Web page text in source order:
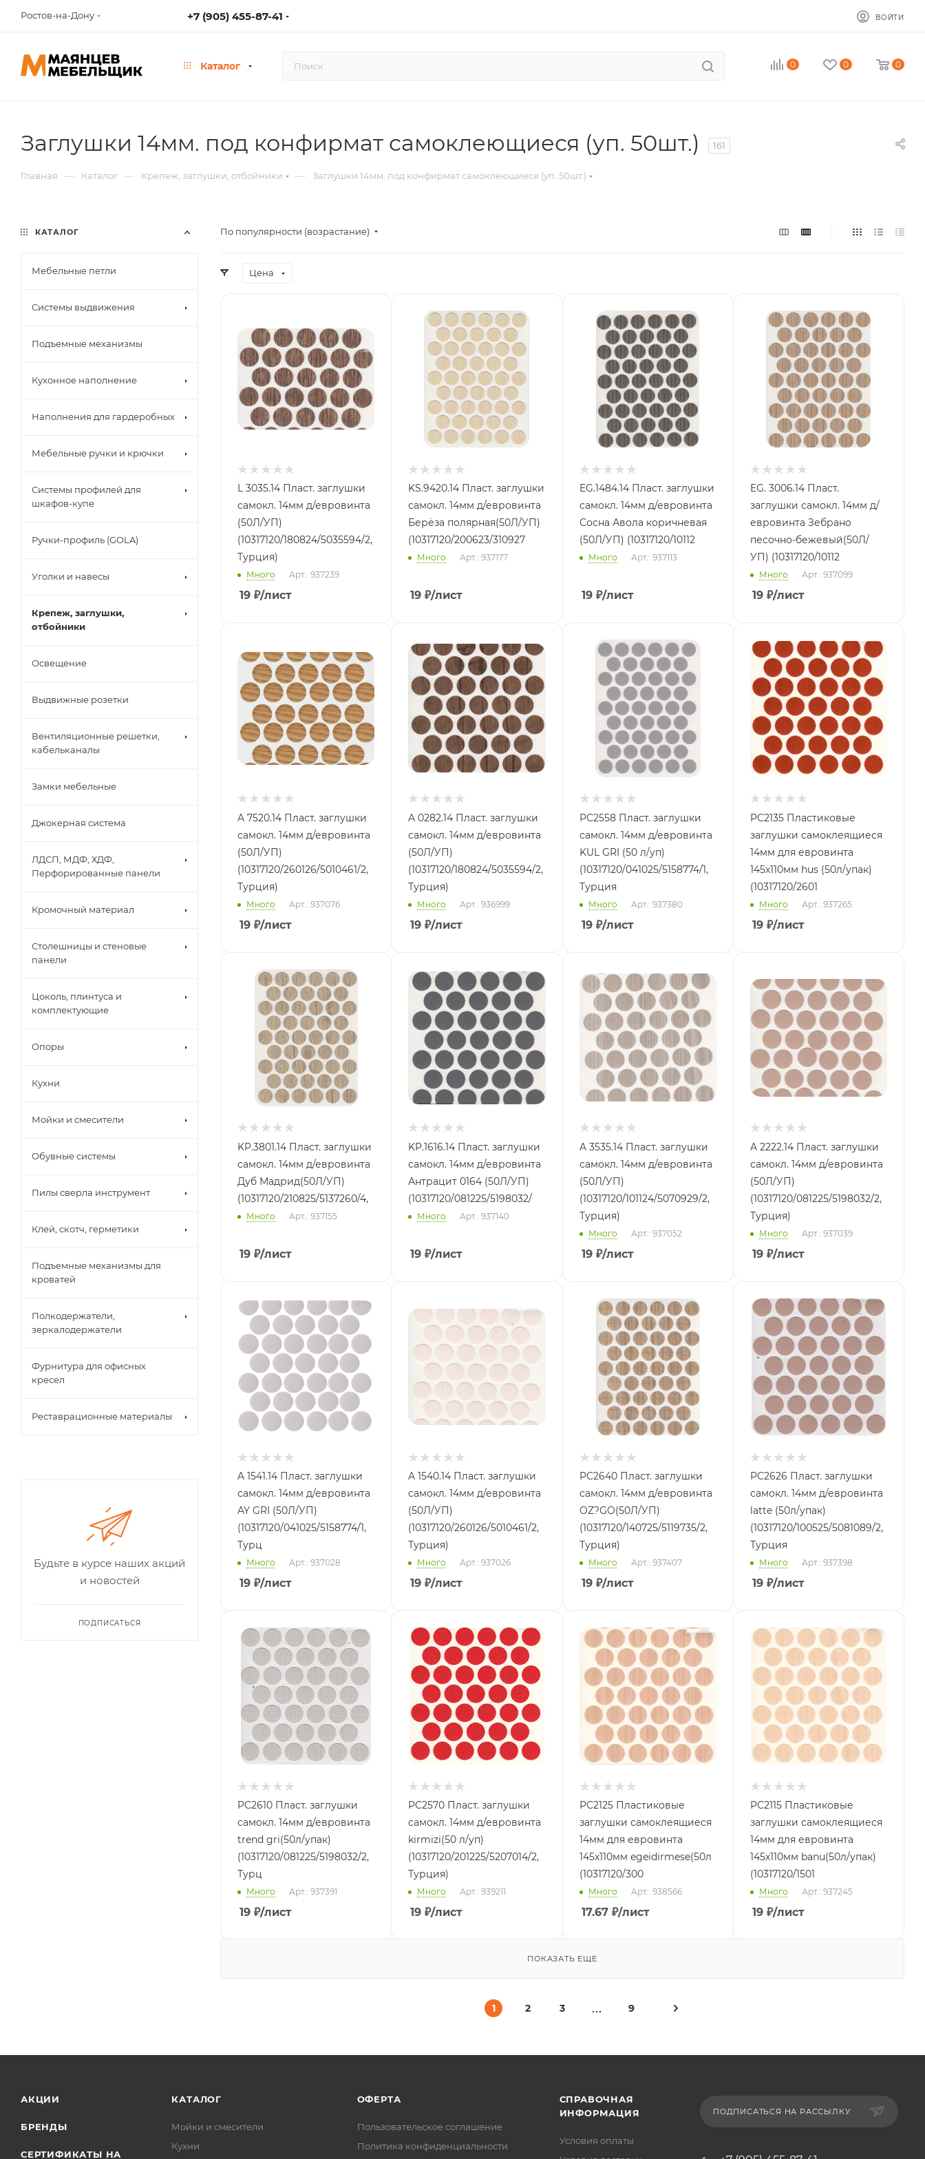
Ростов-на-Дону +7 (905) 455-87-41 ВОЙТИ
Каталог 0 0 0
Заглушки 14мм. под конфирмат самоклеющиеся (уп. 50шт.) 161
Главная — Каталог — Крепеж, заглушки, отбойники — Заглушки 14мм. под конфирмат самоклеющиеся (уп. 50шт.)
По популярности (возрастание)
Цена
L 3035.14 Пласт. заглушки
самокл. 14мм д/евровинта
(50Л/УП)
(10317120/180824/5035594/2,
Турция)
Много Арт.: 937239
19 ₽/лист
KS.9420.14 Пласт. заглушки
самокл. 14мм д/евровинта
Берёза полярная(50Л/УП)
(10317120/200623/310927
Много Арт.: 937177
19 ₽/лист
EG.1484.14 Пласт. заглушки
самокл. 14мм д/евровинта
Сосна Авола коричневая
(50Л/УП) (10317120/10112
Много Арт.: 937113
19₽/лист
EG. 3006.14 Пласт.
заглушки самокл. 14мм д/
евровинта Зебрано
песочно-бежевый(50Л/
УП) (10317120/10112
Много Арт.: 937099
19₽/лист
A 7520.14 Пласт. заглушки
самокл. 14мм д/евровинта
(50Л/УП)
(10317120/260126/5010461/2,
Турция)
Много Арт.: 937076
19 ₽/лист
A 0282.14 Пласт. заглушки
самокл. 14мм д/евровинта
(50Л/УП)
(10317120/180824/5035594/2,
Турция)
Много Арт.: 936999
19 ₽/лист
PC2558 Пласт. заглушки
самокл. 14мм д/евровинта
KUL GRI (50 л/уп)
(10317120/041025/5158774/1,
Турция
Много Арт.: 937380
19₽/лист
PC2135 Пластиковые
заглушки самоклеящиеся
14мм для евровинта
145х110мм hus (50л/упак)
(10317120/2601
Много Арт.: 937265
19₽/лист
KP.3801.14 Пласт. заглушки
самокл. 14мм д/евровинта
Дуб Мадрид(50Л/УП)
(10317120/210825/5137260/4,
Много Арт.: 937155
19 ₽/лист
KP.1616.14 Пласт. заглушки
самокл. 14мм д/евровинта
Антрацит 0164 (50Л/УП)
(10317120/081225/5198032/
Много Арт.: 937140
19 ₽/лист
A 3535.14 Пласт. заглушки
самокл. 14мм д/евровинта
(50Л/УП)
(10317120/101124/5070929/2,
Турция)
Много Арт.: 937052
19₽/лист
A 2222.14 Пласт. заглушки
самокл. 14мм д/евровинта
(50Л/УП)
(10317120/081225/5198032/2,
Турция)
Много Арт.: 937039
19₽/лист
A 1541.14 Пласт. заглушки
самокл. 14мм д/евровинта
AY GRI (50Л/УП)
(10317120/041025/5158774/1,
Турц
Много Арт.: 937028
19 ₽/лист
A 1540.14 Пласт. заглушки
самокл. 14мм д/евровинта
(50Л/УП)
(10317120/260126/5010461/2,
Турция)
Много Арт.: 937026
19 ₽/лист
PC2640 Пласт. заглушки
самокл. 14мм д/евровинта
OZ?GO(50Л/УП)
(10317120/140725/5119735/2,
Турция)
Много Арт.: 937407
19₽/лист
PC2626 Пласт. заглушки
самокл. 14мм д/евровинта
latte (50л/упак)
(10317120/100525/5081089/2,
Турция
Много Арт.: 937398
19₽/лист
PC2610 Пласт. заглушки
самокл. 14мм д/евровинта
trend gri(50л/упак)
(10317120/081225/5198032/2,
Турц
Много Арт.: 937391
19 ₽/лист
PC2570 Пласт. заглушки
самокл. 14мм д/евровинта
kirmizi(50 л/уп)
(10317120/201225/5207014/2,
Турция)
Много Арт.: 939211
19 ₽/лист
PC2125 Пластиковые
заглушки самоклеящиеся
14мм для евровинта
145х110мм egeidirmese(50л
(10317120/300
Много Арт.: 938566
17.67₽/лист
PC2115 Пластиковые
заглушки самоклеящиеся
14мм для евровинта
145х110мм banu(50л/упак)
(10317120/1501
Много Арт.: 937245
19₽/лист
ПОКАЗАТЬ ЕЩЕ
1 2 3 9
КАТАЛОГ
Мебельные петли
Системы выдвижения
Подъемные механизмы
Кухонное наполнение
Наполнения для гардеробных
Мебельные ручки и крючки
Системы профилей для
шкафов-купе
Ручки-профиль (GOLA)
Уголки и навесы
Крепеж, заглушки,
отбойники
Освещение
Выдвижные розетки
Вентиляционные решетки,
кабельканалы
Замки мебельные
Джокерная система
ЛДСП, МДФ, ХДФ,
Перфорированные панели
Кромочный материал
Столешницы и стеновые
панели
Цоколь, плинтуса и
комплектующие
Опоры
Кухни
Мойки и смесители
Обувные системы
Пилы сверла инструмент
Клей, скотч, герметики
Подъемные механизмы для
кроватей
Полкодержатели,
зеркалодержатели
Фурнитура для офисных
кресел
Реставрационные материалы
Будьте в курсе наших акций
и новостей
ПОДПИСАТЬСЯ
АКЦИИ
БРЕНДЫ
СЕРТИФИКАТЫ НА
КАТАЛОГ
Мойки и смесители
Кухни
ОФЕРТА
Пользовательское соглашение
Политика конфиденциальности
СПРАВОЧНАЯ
ИНФОРМАЦИЯ
Условия оплаты
ПОДПИСАТЬСЯ НА РАССЫЛКУ